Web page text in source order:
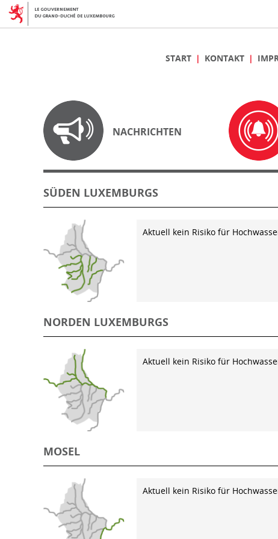
START KONTAKT
NACHRICHTEN
SÜDEN LUXEMBURGS
Aktuell kein Risiko für
NORDEN LUXEMBURGS
Aktuell kein Risiko für
MOSEL
Aktuell kein Risiko für